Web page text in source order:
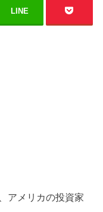
LINE
アメリカの投資家